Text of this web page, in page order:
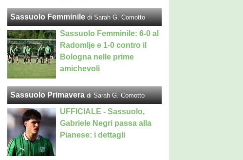
Sassuolo Femminile di Sarah G. Comotto
Sassuolo Femminile: 6-0 al
Radomlje e 1-0 contro il
Bologna nelle prime
amichevoli
Sassuolo Primavera di Sarah G. Comotto
UFFICIALE - Sassuolo,
Gabriele Negri passa alla
Pianese: i dettagli